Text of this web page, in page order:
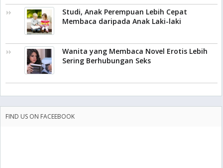
Studi, Anak Perempuan Lebih Cepat
Membaca daripada Anak Laki-laki
Wanita yang Membaca Novel Erotis Lebih
Sering Berhubungan Seks
FIND US ON FACEEBOOK